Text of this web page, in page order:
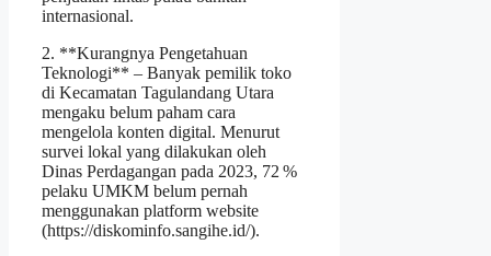
internasional.
2. **Kurangnya Pengetahuan
Teknologi** – Banyak pemilik toko
di Kecamatan Tagulandang Utara
mengaku belum paham cara
mengelola konten digital. Menurut
survei lokal yang dilakukan oleh
Dinas Perdagangan pada 2023, 72 %
pelaku UMKM belum pernah
menggunakan platform website
(https://diskominfo.sangihe.id/).